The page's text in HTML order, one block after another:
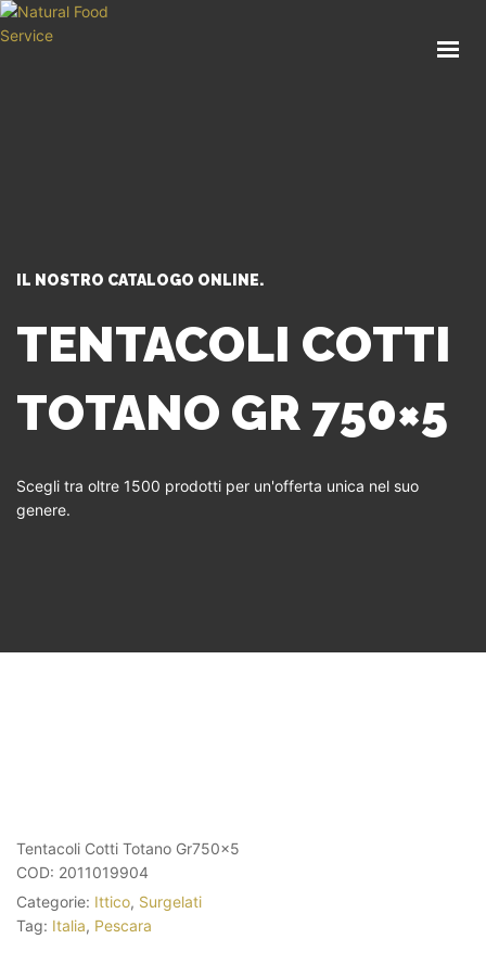
IL NOSTRO CATALOGO ONLINE.
TENTACOLI COTTI
TOTANO GR 750×5
Scegli tra oltre 1500 prodotti per un'offerta unica nel suo
genere.
Tentacoli Cotti Totano Gr750x5
COD: 2011019904
Categorie: Ittico, Surgelati
Tag: Italia, Pescara